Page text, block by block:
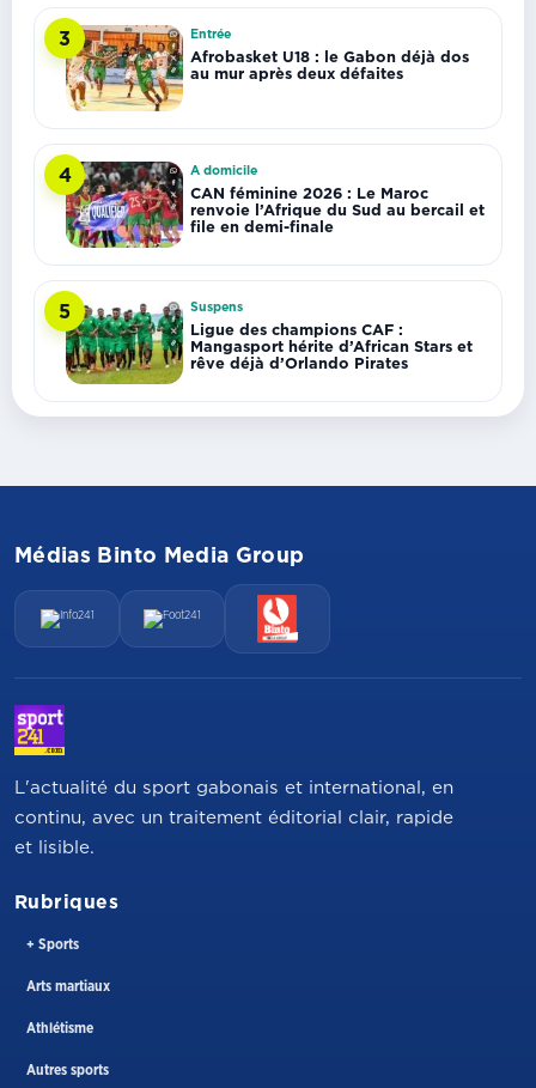
3 Entrée
Afrobasket U18 : le Gabon déjà dos
au mur après deux défaites
4 A domicile
CAN féminine 2026 : Le Maroc
renvoie l’Afrique du Sud au bercail et
file en demi-finale
5 Suspens
Ligue des champions CAF :
Mangasport hérite d’African Stars et
rêve déjà d’Orlando Pirates
Médias Binto Media Group
L'actualité du sport gabonais et international, en
continu, avec un traitement éditorial clair, rapide
et lisible.
Rubriques
+ Sports
Arts martiaux
Athlétisme
Autres sports